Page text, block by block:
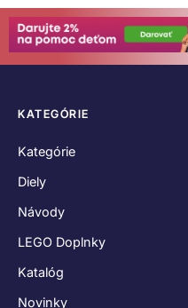
KATEGÓRIE
Kategórie
Diely
Návody
LEGO Doplnky
Katalóg
Novinky